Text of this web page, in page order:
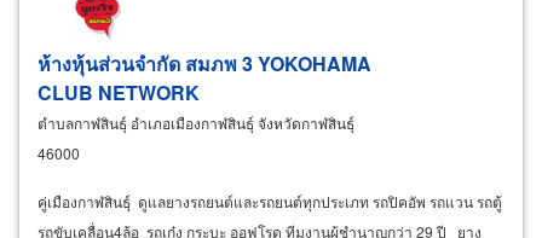
ห้างหุ้นส่วนจำกัด สมภพ 3 YOKOHAMA
CLUB NETWORK
ตำบลกาฬสินธุ์ อำเภอเมืองกาฬสินธุ์ จังหวัดกาฬสินธุ์
46000
คู่เมืองกาฬสินธุ์ ดูแลยางรถยนต์และรถยนต์ทุกประเภท รถปิคอัพ รถแวน รถตู้
รถขับเคลื่อน4ล้อ รถเก๋ง กระบะ ออฟโรด ทีมงานผู้ชำนาญกว่า 29 ปี ยาง